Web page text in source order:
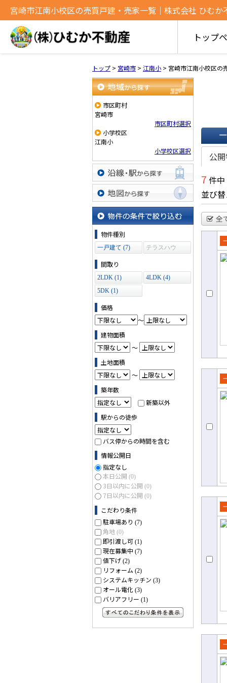
宮崎市江南小校区の売買戸建・売家一覧｜株式会社 ひむか
トップ
トップ > 宮崎市 > 江南小 > 宮崎市江南小校区の
地域から探す
市区町村
宮崎市
市区町村選択
小学校区
江南小
小学校区選択
沿線・駅から探す
地図から探す
物件の条件で絞り込む
物件種別
一戸建て (7)
テラスハウ
間取り
2LDK (1)
4LDK (4)
5DK (1)
価格
～
建物面積
～
土地面積
～
築年数
新築以外
駅からの徒歩
バス停からの時間を含む
情報公開日
指定なし
本日公開 (0)
3日以内に公開 (0)
7日以内に公開 (0)
こだわり条件
駐車場あり (7)
角地 (0)
即引渡し可 (1)
現在募集中 (7)
値下げ (2)
リフォーム (2)
システムキッチン (3)
オール電化 (3)
バリアフリー (1)
一覧
公
7 件
並び
全
て
て
て
て